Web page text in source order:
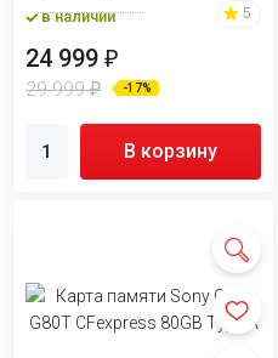
в наличии 5
24 999 ₽
29 999₽ -17%
В корзину